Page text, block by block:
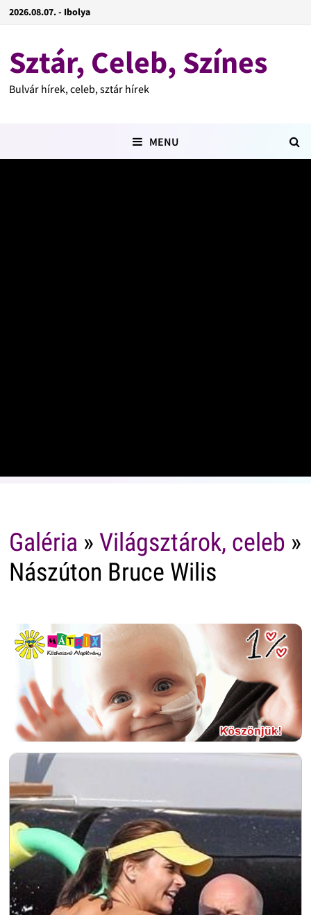
2026.08.07. - Ibolya
Sztár, Celeb, Színes
Bulvár hírek, celeb, sztár hírek
MENU
Galéria » Világsztárok, celeb »
Nászúton Bruce Wilis